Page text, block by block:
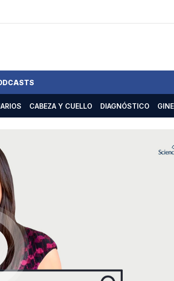
CABEZA Y CUELLO DIAGNÓSTICO